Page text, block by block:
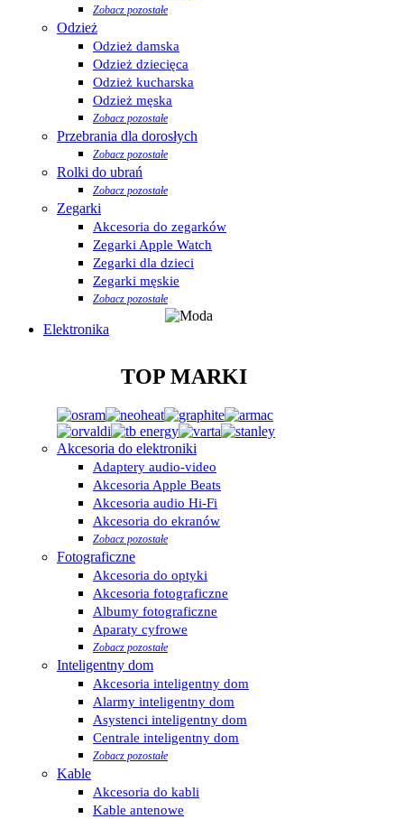
Zobacz pozostałe
Odzież
Odzież damska
Odzież dziecięca
Odzież kucharska
Odzież męska
Zobacz pozostałe
Przebrania dla dorosłych
Zobacz pozostałe
Rolki do ubrań
Zobacz pozostałe
Zegarki
Akcesoria do zegarków
Zegarki Apple Watch
Zegarki dla dzieci
Zegarki męskie
Zobacz pozostałe
Elektronika
TOP MARKI
Akcesoria do elektroniki
Adaptery audio-video
Akcesoria Apple Beats
Akcesoria audio Hi-Fi
Akcesoria do ekranów
Zobacz pozostałe
Fotograficzne
Akcesoria do optyki
Akcesoria fotograficzne
Albumy fotograficzne
Aparaty cyfrowe
Zobacz pozostałe
Inteligentny dom
Akcesoria inteligentny dom
Alarmy inteligentny dom
Asystenci inteligentny dom
Centrale inteligentny dom
Zobacz pozostałe
Kable
Akcesoria do kabli
Kable antenowe